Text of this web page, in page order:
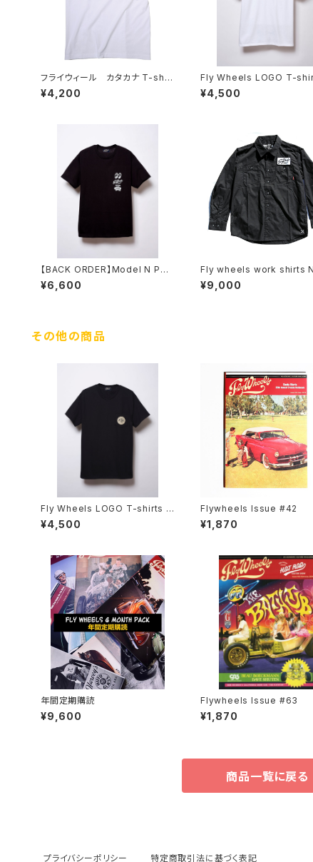
フライウィール カタカナ T-shirt
s White
¥4,200
Fly Wheels LOGO T-
White
¥4,500
【BACK ORDER】Model N PRO
JECT TEE / Black
¥6,600
Fly wheels work shirts
¥9,000
その他の商品
Fly Wheels LOGO T-shirts B
lack
¥4,500
Flywheels Issue #42
¥1,870
年間定期購読
¥9,600
Flywheels Issue #63
¥1,870
商品一覧に戻る
プライバシーポリシー 特定商取引法に基づく表記